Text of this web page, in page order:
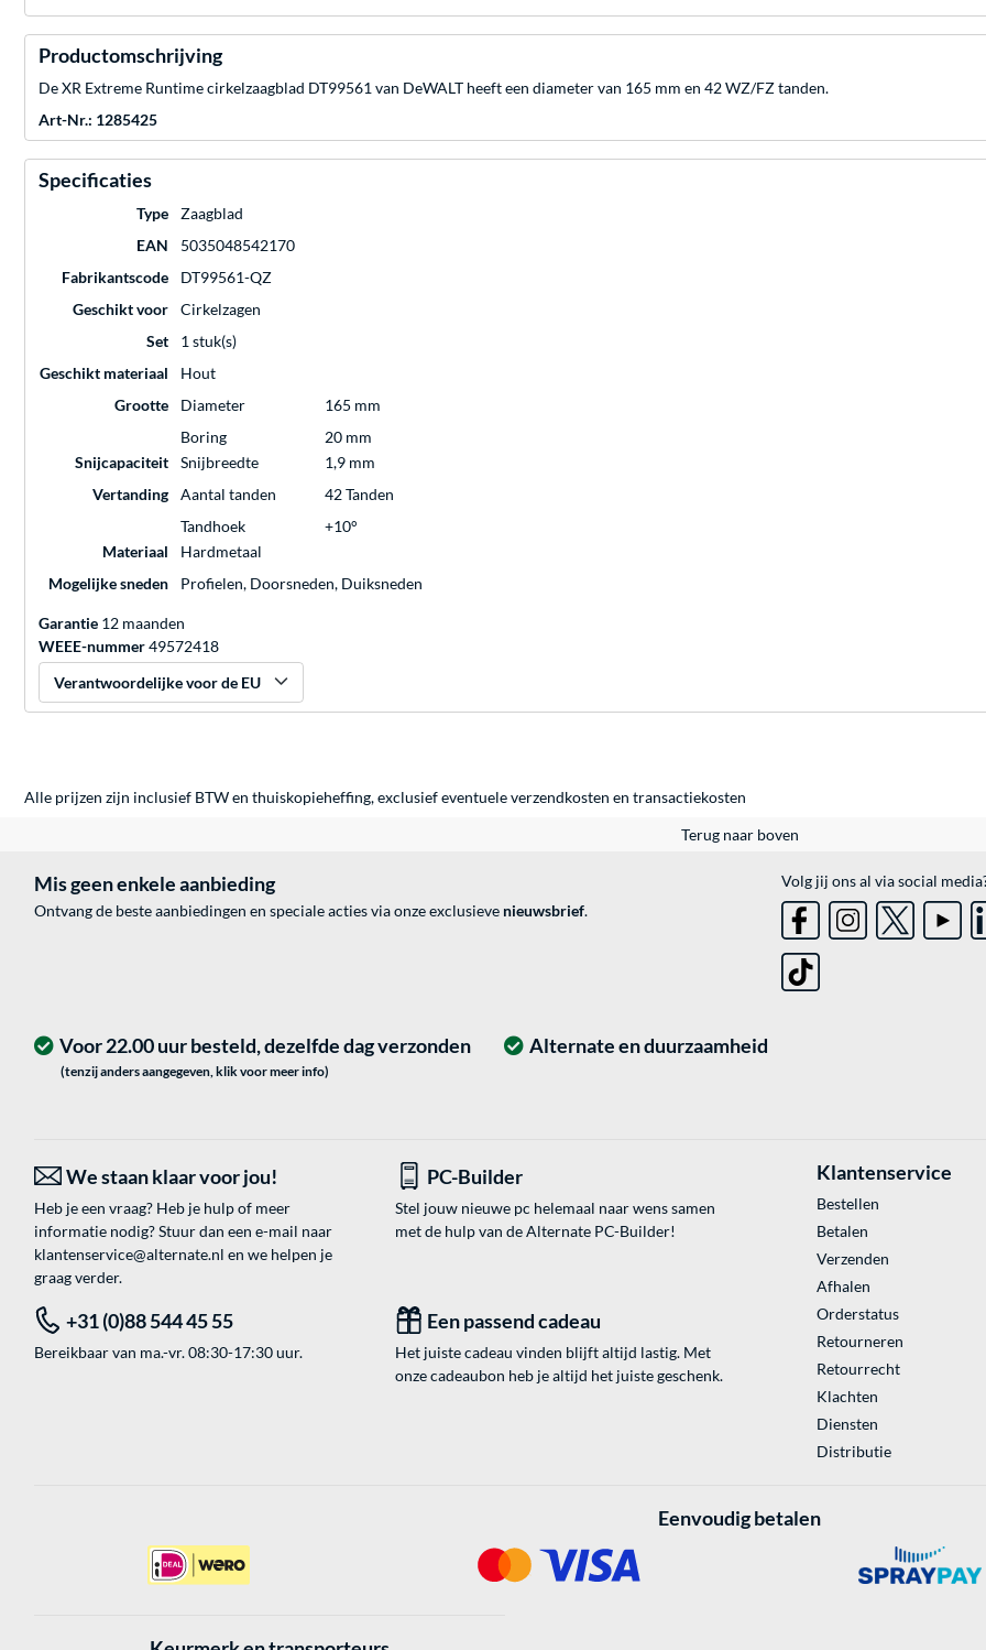
Productomschrijving
De XR Extreme Runtime cirkelzaagblad DT99561 van DeWALT heeft een diameter van 165 mm en 42 WZ/FZ tanden.
Art-Nr.: 1285425
Specificaties
Type
Zaagblad
EAN
5035048542170
Fabrikantscode
DT99561-QZ
Geschikt voor
Cirkelzagen
Set
1 stuk(s)
Geschikt materiaal
Hout
Grootte
Diameter
165 mm
Boring
20 mm
Snijcapaciteit
Snijbreedte
1,9 mm
Vertanding
Aantal tanden
42 Tanden
Tandhoek
+10°
Materiaal
Hardmetaal
Mogelijke sneden
Profielen, Doorsneden, Duiksneden
Garantie 12 maanden
WEEE-nummer49572418
Verantwoordelijke voor de EU
Alle prijzen zijn inclusief BTW en thuiskopieheffing, exclusief eventueleverzendkosten en transactiekosten
Terug naar boven
Mis geen enkele aanbieding
Ontvang de beste aanbiedingen en speciale acties via onze exclusieve nieuwsbrief.
Volg jij ons al via social
Alternate en duurzaamheid
Voor 22.00 uur besteld, dezelfde dag verzonden
(tenzij anders aangegeven, klik voor meer info)
We staan klaar voor jou!
Heb je een vraag? Heb je hulp of meer
informatie nodig? Stuur dan een e-mail naar
klantenservice@alternate.nl en we helpen je
graag verder.
PC-Builder
Stel jouw nieuwe pc helemaal naar wens samen
met de hulp van de Alternate PC-Builder!
+31 (0)88 544 45 55
Bereikbaar van ma.-vr. 08:30-17:30 uur.
Een passend cadeau
Het juiste cadeau vinden blijft altijd lastig. Met
onze cadeaubon heb je altijd het juiste geschenk.
Klantenservice
Bestellen
Betalen
Verzenden
Afhalen
Orderstatus
Retourneren
Retourrecht
Klachten
Diensten
Distributie
Eenvoudig betalen